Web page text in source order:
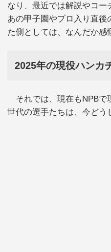
なり、最近では解説やコ
あの甲子園やプロ入り直後
た側としては、なんだか感
2025年の現役ハンカ
それでは、現在もNPBで
世代の選手たちは、今どう